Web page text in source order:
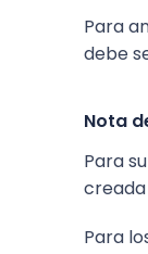
Para
debe
Nota
Para
Para